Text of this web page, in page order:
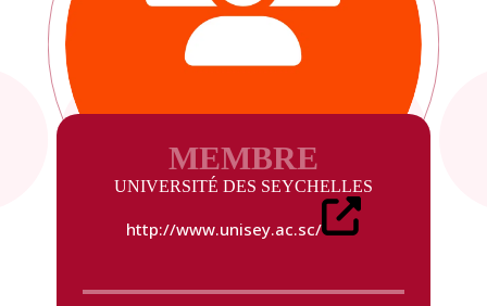
MEMBRE
UNIVERSITÉ DES SEYCHELLES
http://www.unisey.ac.sc/